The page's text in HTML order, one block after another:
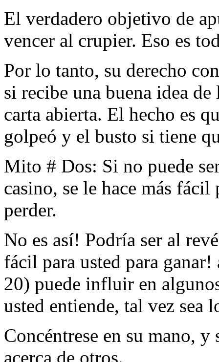
El verdadero objetivo de
vencer al crupier. Eso es
Por lo tanto, su derecho
si recibe una buena idea
carta abierta. El hecho es
golpeó y el busto si tiene
Mito # Dos: Si no puede
casino, se le hace más fácil
perder.
No es así! Podría ser al
fácil para usted para
20) puede influir en
usted entiende, tal vez sea
Concéntrese en su mano,
acerca de otros.